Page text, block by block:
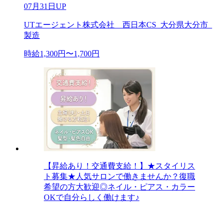
07月31日UP
UTエージェント株式会社 西日本CS_大分県大分市_
製造
時給1,300円〜1,700円
【昇給あり！交通費支給！】★スタイリス
ト募集★人気サロンで働きませんか？復職
希望の方大歓迎◎ネイル・ピアス・カラー
OKで自分らしく働けます♪